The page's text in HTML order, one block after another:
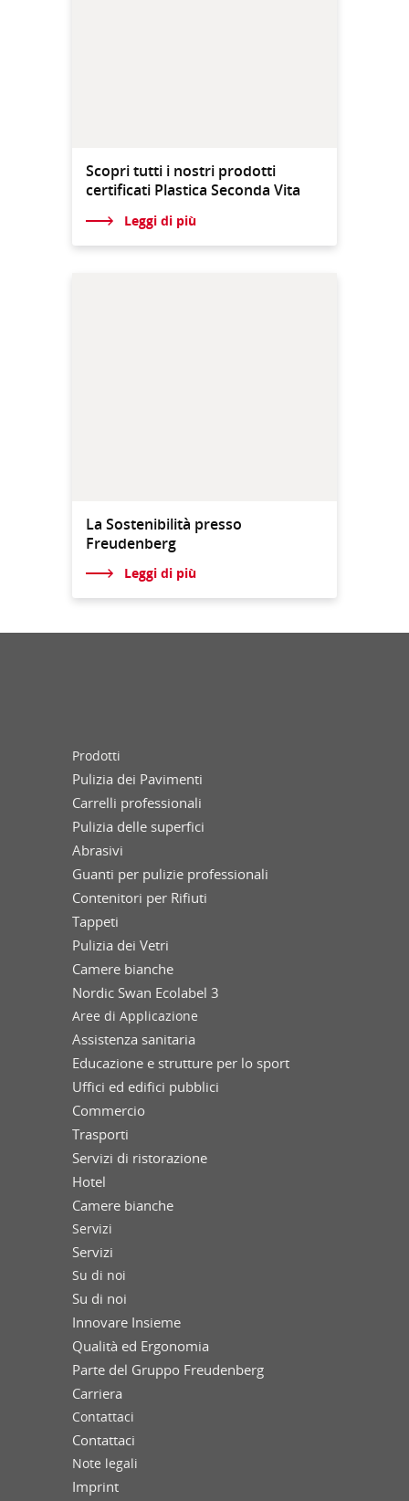
Scopri tutti i nostri prodotti
certificati Plastica Seconda Vita
Leggi di più
La Sostenibilità presso
Freudenberg
Leggi di più
Prodotti
Pulizia dei Pavimenti
Carrelli professionali
Pulizia delle superfici
Abrasivi
Guanti per pulizie professionali
Contenitori per Rifiuti
Tappeti
Pulizia dei Vetri
Camere bianche
Nordic Swan Ecolabel 3
Aree di Applicazione
Assistenza sanitaria
Educazione e strutture per lo sport
Uffici ed edifici pubblici
Commercio
Trasporti
Servizi di ristorazione
Hotel
Camere bianche
Servizi
Servizi
Su di noi
Su di noi
Innovare Insieme
Qualità ed Ergonomia
Parte del Gruppo Freudenberg
Carriera
Contattaci
Contattaci
Note legali
Imprint